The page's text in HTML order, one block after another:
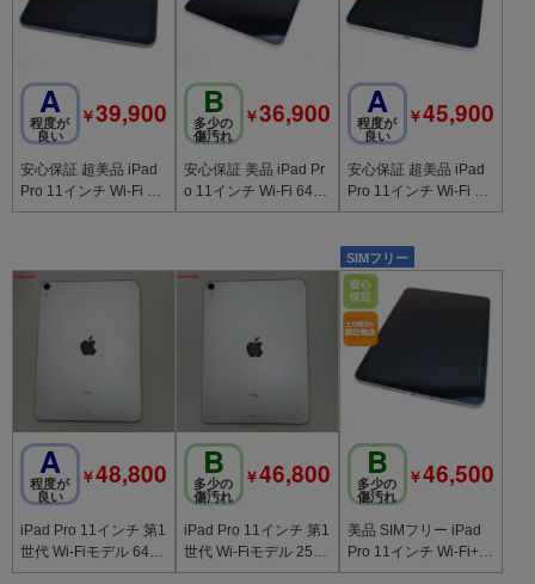
A
程度が
良い
￥39,900
安心保証 超美品 iPad
Pro 11インチ Wi-Fi 64
GB スペースグレイ 本
B
多少の
傷汚れ
￥36,900
安心保証 美品 iPad Pr
o 11インチ Wi-Fi 64G
B シルバー 本体
A
程度が
良い
￥45,900
安心保証 超美品 iPad
Pro 11インチ Wi-Fi 25
6GB シルバー 本体
A
程度が
良い
￥48,800
iPad Pro 11インチ 第1
世代 Wi-Fiモデル 64G
B シルバー 3E149J/A
B
多少の
傷汚れ
￥46,800
iPad Pro 11インチ 第1
世代 Wi-Fiモデル 256
GB シルバー NTXR2J/
SIMフリー
B
多少の
傷汚れ
￥46,500
美品 SIMフリー iPad
Pro 11インチ Wi-Fi+セ
ルラー 256GB スペー